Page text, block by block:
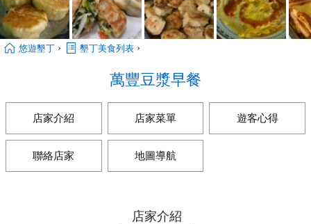
悠遊墾丁 › 墾丁美食列表 ›
萬豐豆漿早餐
店家介紹 店家菜單 遊客心得
聯絡店家 地圖導航
店家介紹